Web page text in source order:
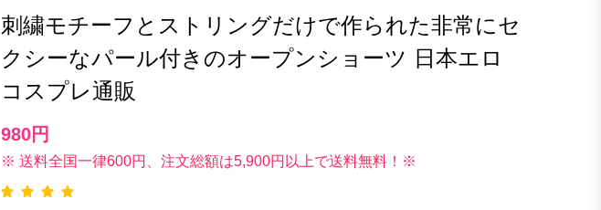
刺繍モチーフとストリングだけで作られた非常にセ
クシーなパール付きのオープンショーツ 日本エロ
コスプレ通販
980円
※ 送料全国一律600円、注文総額は5,900円以上で送料無料！※